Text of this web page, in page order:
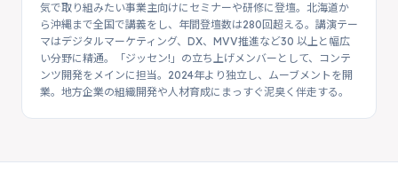
気で取り組みたい事業主向けにセミナーや研修に登壇。北海道か
ら沖縄まで全国で講義をし、年間登壇数は280回超える。講演テー
マはデジタルマーケティング、DX、MVV推進など30 以上と幅広
い分野に精通。「ジッセン!」の立ち上げメンバーとして、コンテ
ンツ開発をメインに担当。2024年より独立し、ムーブメントを開
業。地方企業の組織開発や人材育成にまっすぐ泥臭く伴走する。